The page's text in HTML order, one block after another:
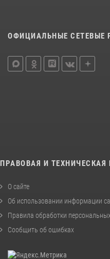
ОФИЦИАЛЬНЫЕ СЕТЕВЫЕ
ПРАВОВАЯ И
О сайте
Об использовании информации
Правила обработки
Сообщить об ошибках